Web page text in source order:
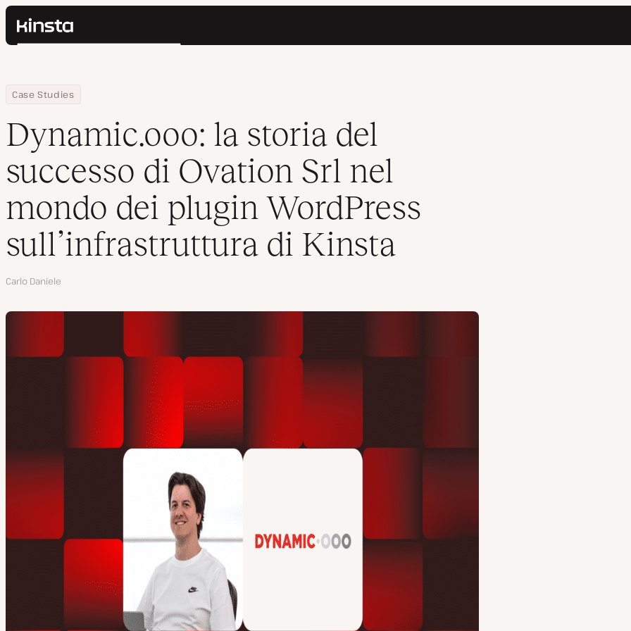
Kinsta®
Prezzi
Contatti
Cerca
Home
Azienda
Case Studies
Dynamic.ooo: la storia del successo di Ovation Srl nel mondo dei plugin WordPress sull’infrastruttura di Kinsta
Dynamic.ooo: la storia del
successo di Ovation Srl nel
mondo dei plugin WordPress
sull’infrastruttura di Kinsta
Autore
Carlo Daniele